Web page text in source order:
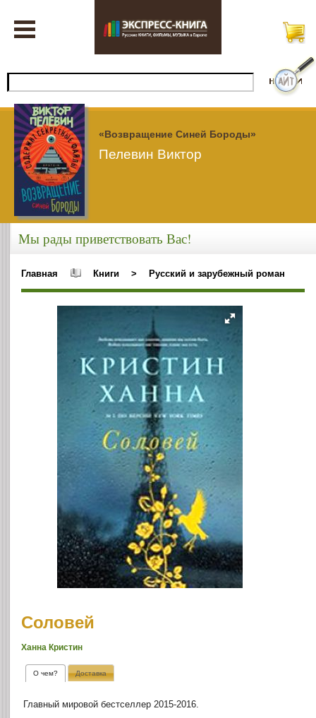
«Возвращение Синей Бороды»
Пелевин Виктор
Мы рады приветствовать Вас!
Главная Книги > Русский и зарубежный роман
Соловей
Ханна Кристин
О чем? Доставка
Главный мировой бестселлер 2015-2016.